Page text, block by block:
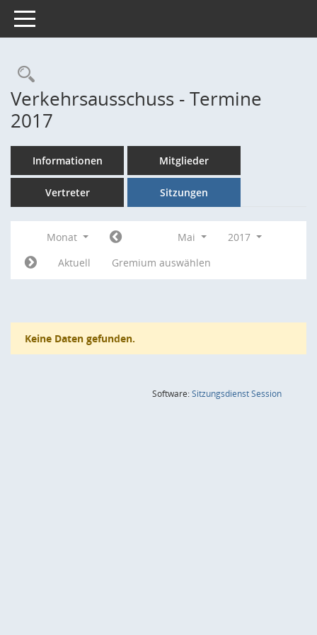
Toggle navigation
Rechercheauswahl
Verkehrsausschuss - Termine
2017
Informationen Mitglieder
Vertreter Sitzungen
Monat Mai
2017
Aktuell
Gremium auswählen
Keine Daten gefunden.
Software:SitzungsdienstSession(Wird in